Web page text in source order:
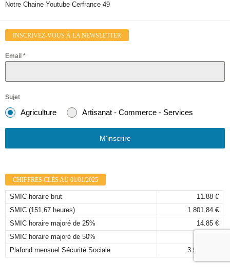
Notre Chaine Youtube Cerfrance 49
INSCRIVEZ-VOUS À LA NEWSLETTER
Email *
Sujet
Agriculture Artisanat - Commerce - Services
M'inscrire
CHIFFRES CLÉS AU 01/01/2025
SMIC horaire brut
11.88 €
SMIC (151,67 heures)
1 801.84 €
SMIC horaire majoré de 25%
14.85 €
SMIC horaire majoré de 50%
Plafond mensuel Sécurité Sociale
3 925,00 €